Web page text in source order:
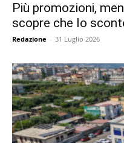
Più promozioni,
scopre che lo
Redazione - 31 Luglio 2026